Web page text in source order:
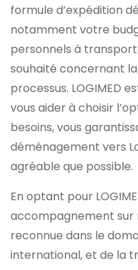
formule d’expédition
notamment votre
personnels à
souhaité concernant
processus. LOGIMED
vous aider à choisir
besoins, vous
déménagement vers
agréable que possible.
En optant pour
accompagnement sur
reconnue dans le
international, et de la